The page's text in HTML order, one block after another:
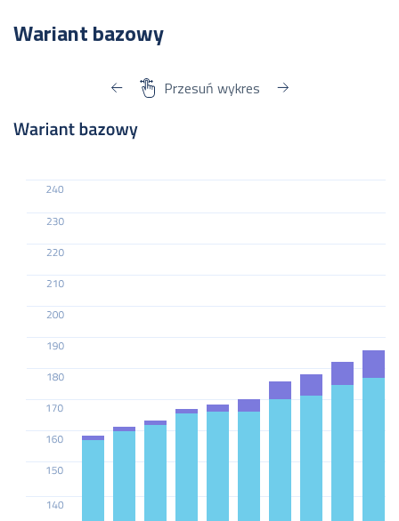
Wariant bazowy
Przesuń wykres